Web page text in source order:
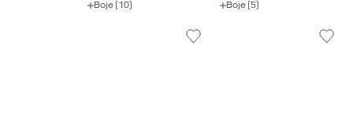
Boje (10)
Boje (5)